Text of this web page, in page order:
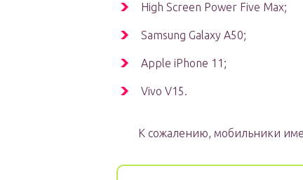
High Screen Power Five Max;
Samsung Galaxy A50;
Apple iPhone 11;
Vivo V15.
К сожалению, мобильники